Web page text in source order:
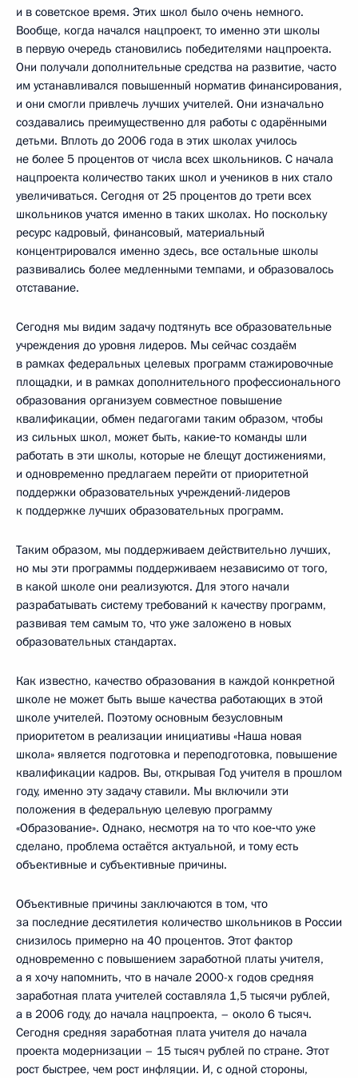
и в советское время. Этих школ было очень немного.
Вообще, когда начался нацпроект, то именно эти школы
в первую очередь становились победителями нацпроекта.
Они получали дополнительные средства на развитие, часто
им устанавливался повышенный норматив финансирования,
и они смогли привлечь лучших учителей. Они изначально
создавались преимущественно для работы с одарёнными
детьми. Вплоть до 2006 года в этих школах училось
не более 5 процентов от числа всех школьников. С начала
нацпроекта количество таких школ и учеников в них стало
увеличиваться. Сегодня от 25 процентов до трети всех
школьников учатся именно в таких школах. Но поскольку
ресурс кадровый, финансовый, материальный
концентрировался именно здесь, все остальные школы
развивались более медленными темпами, и образовалось
отставание.
Сегодня мы видим задачу подтянуть все образовательные
учреждения до уровня лидеров. Мы сейчас создаём
в рамках федеральных целевых программ стажировочные
площадки, и в рамках дополнительного профессионального
образования организуем совместное повышение
квалификации, обмен педагогами таким образом, чтобы
из сильных школ, может быть, какие‑то команды шли
работать в эти школы, которые не блещут достижениями,
и одновременно предлагаем перейти от приоритетной
поддержки образовательных учреждений-лидеров
к поддержке лучших образовательных программ.
Таким образом, мы поддерживаем действительно лучших,
но мы эти программы поддерживаем независимо от того,
в какой школе они реализуются. Для этого начали
разрабатывать систему требований к качеству программ,
развивая тем самым то, что уже заложено в новых
образовательных стандартах.
Как известно, качество образования в каждой конкретной
школе не может быть выше качества работающих в этой
школе учителей. Поэтому основным безусловным
приоритетом в реализации инициативы «Наша новая
школа» является подготовка и переподготовка, повышение
квалификации кадров. Вы, открывая Год учителя в прошлом
году, именно эту задачу ставили. Мы включили эти
положения в федеральную целевую программу
«Образование». Однако, несмотря на то что кое‑что уже
сделано, проблема остаётся актуальной, и тому есть
объективные и субъективные причины.
Объективные причины заключаются в том, что
за последние десятилетия количество школьников в России
снизилось примерно на 40 процентов. Этот фактор
одновременно с повышением заработной платы учителя,
а я хочу напомнить, что в начале 2000-х годов средняя
заработная плата учителей составляла 1,5 тысячи рублей,
а в 2006 году, до начала нацпроекта, – около 6 тысяч.
Сегодня средняя заработная плата учителя до начала
проекта модернизации – 15 тысяч рублей по стране. Этот
рост быстрее, чем рост инфляции. И, с одной стороны,